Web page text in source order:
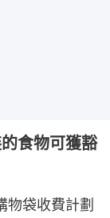
食物可獲豁
物袋收費計劃